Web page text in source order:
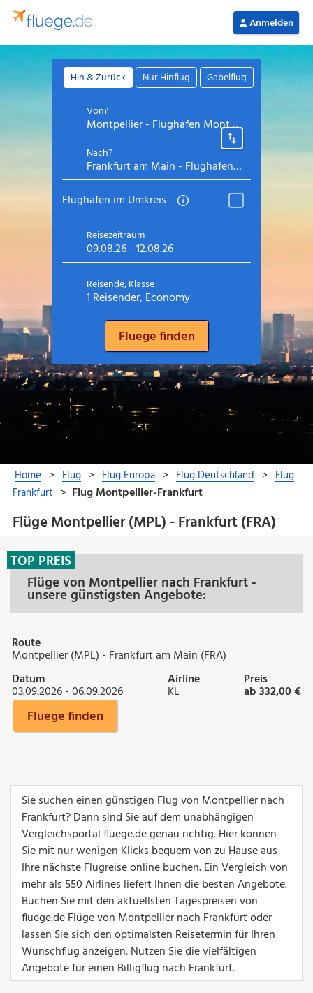
Flüge Montpellier (MPL) - Frankfurt (FRA)
Flüge von Montpellier nach Frankfurt -
unsere günstigsten Angebote:
TOP PREIS
Route
Montpellier (MPL) - Frankfurt am Main (FRA)
Datum
03.09.2026 - 06.09.2026
Airline
KL
Preis
ab 332,00 €
Fluege finden
Sie suchen einen günstigen Flug von Montpellier nach
Frankfurt? Dann sind Sie auf dem unabhängigen
Vergleichsportal fluege.de genau richtig. Hier können
Sie mit nur wenigen Klicks bequem von zu Hause aus
Ihre nächste Flugreise online buchen. Ein Vergleich von
mehr als 550 Airlines liefert Ihnen die besten Angebote.
Buchen Sie mit den aktuellsten Tagespreisen von
fluege.de Flüge von Montpellier nach Frankfurt oder
lassen Sie sich den optimalsten Reisetermin für Ihren
Wunschflug anzeigen. Nutzen Sie die vielfältigen
Angebote für einen Billigflug nach Frankfurt.